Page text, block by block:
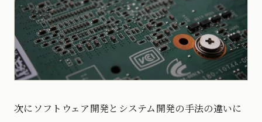
次にソフトウェア開発とシステム開発の手法の違いに